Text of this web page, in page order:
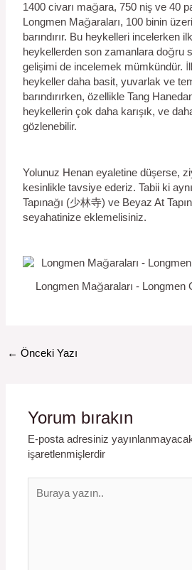
1400 civarı mağara, 750 niş ve 40
Longmen Mağaraları, 100 binin
barındırır. Bu heykelleri incelerken
heykellerden son zamanlara doğru
gelişimi de incelemek mümkündür.
heykeller daha basit, yuvarlak ve
barındırırken, özellikle Tang
heykellerin çok daha karışık, ve
gözlenebilir.
Yolunuz Henan eyaletine düşerse,
kesinlikle tavsiye ederiz. Tabii ki
Tapınağı (少林寺) ve Beyaz At
seyahatinize eklemelisiniz.
Longmen Mağaraları - Longmen
← Önceki Yazı
Yorum bırakın
E-posta adresiniz
işaretlenmişlerdir
yazın..